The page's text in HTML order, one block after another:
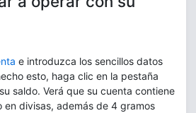
e introduzca los sencillos datos
esto, haga clic en la pestaña
saldo. Verá que su cuenta contiene
en divisas, además de 4 gramos